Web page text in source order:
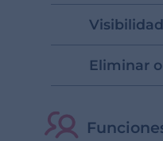
Eliminar